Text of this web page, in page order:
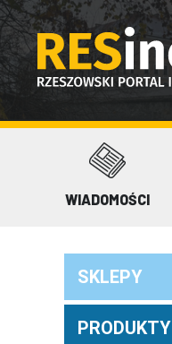
WIADOMOŚCI
SKLEPY
PRODUKTY